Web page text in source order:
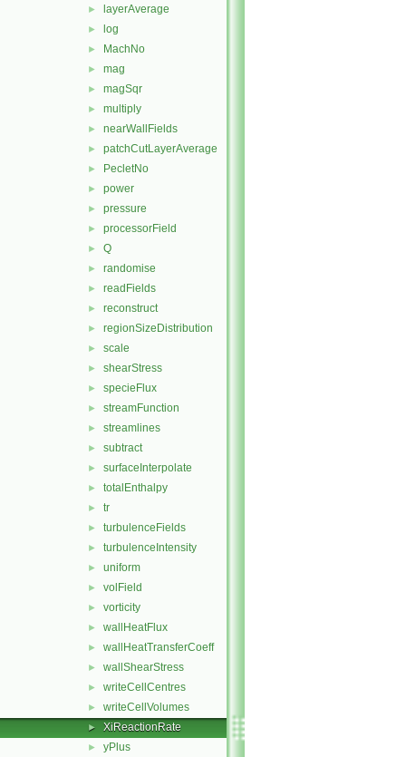
► layerAverage
► log
► MachNo
► mag
► magSqr
► multiply
► nearWallFields
► patchCutLayerAverage
► PecletNo
► power
► pressure
► processorField
► Q
► randomise
► readFields
► reconstruct
► regionSizeDistribution
► scale
► shearStress
► specieFlux
► streamFunction
► streamlines
► subtract
► surfaceInterpolate
► totalEnthalpy
► tr
► turbulenceFields
► turbulenceIntensity
► uniform
► volField
► vorticity
► wallHeatFlux
► wallHeatTransferCoeff
► wallShearStress
► writeCellCentres
► writeCellVolumes
► XiReactionRate
► yPlus